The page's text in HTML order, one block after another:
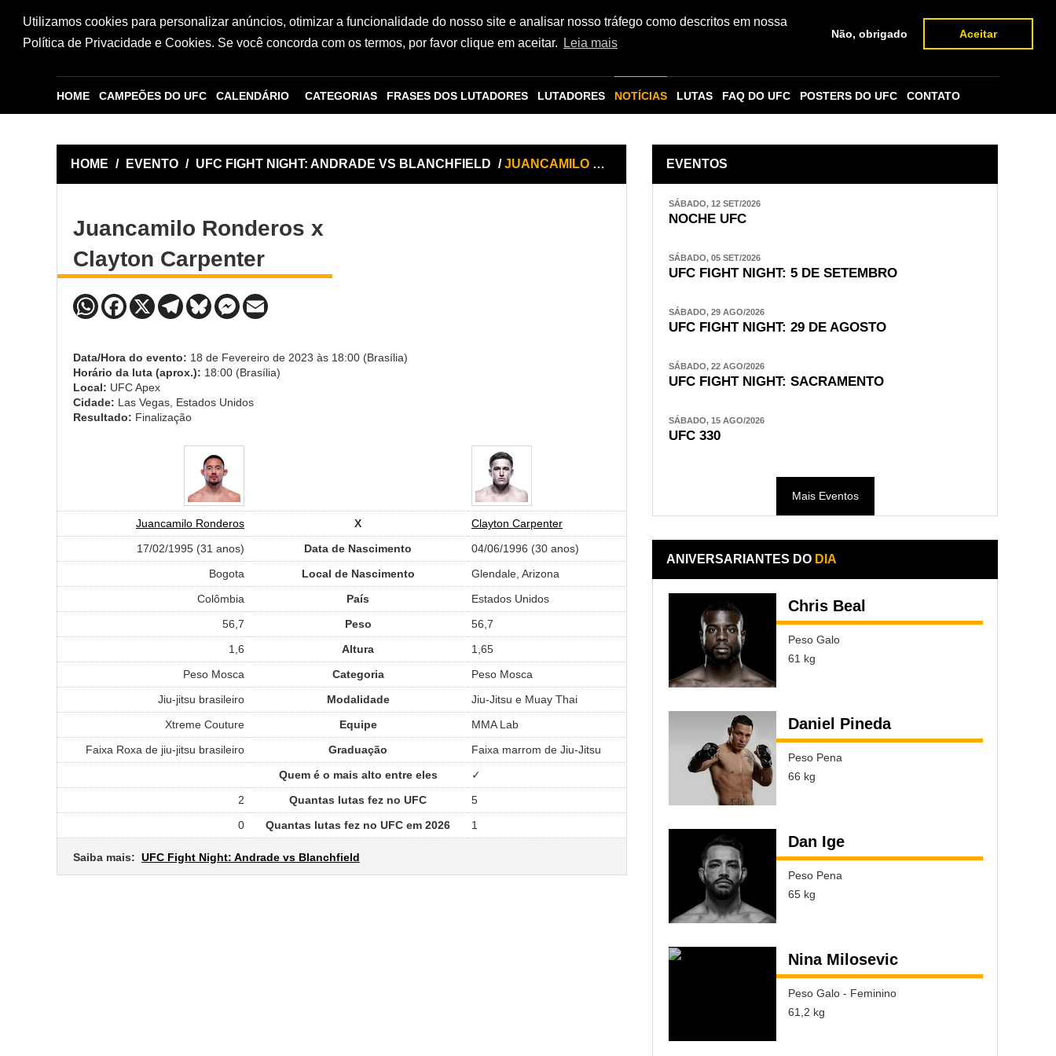
Utilizamos cookies para personalizar anúncios, otimizar a funcionalidade do nosso site e analisar nosso tráfego como descritos em nossa
Política de Privacidade e Cookies. Se você concorda com os termos, por favor clique em aceitar.
Leia mais
Não, obrigado Aceitar
HOME CAMPEÕES DO UFC CALENDÁRIO CATEGORIAS FRASES DOS LUTADORES LUTADORES NOTÍCIAS LUTAS FAQ DO UFC POSTERS DO UFC CONTATO
HOME / EVENTO / UFC FIGHT NIGHT: ANDRADE VS BLANCHFIELD /JUANCAMILO RONDEROS x CLAYTON CARPENTER
Juancamilo Ronderos x
Clayton Carpenter
Data/Hora do evento: 18 de Fevereiro de 2023 às 18:00 (Brasília)
Horário da luta (aprox.): 18:00 (Brasília)
Local: UFC Apex
Cidade: Las Vegas, Estados Unidos
Resultado: Finalização
Juancamilo Ronderos X
Clayton Carpenter
17/02/1995 (31 anos)
Data de Nascimento
04/06/1996 (30 anos)
Bogota
Local de Nascimento
Glendale, Arizona
Colômbia
País
Estados Unidos
56,7
Peso
56,7
1,6
Altura
1,65
Peso Mosca
Categoria
Peso Mosca
Jiu-jitsu brasileiro
Modalidade
Jiu-Jitsu e Muay Thai
Xtreme Couture
Equipe
MMA Lab
Faixa Roxa de jiu-jitsu brasileiro
Graduação
Faixa marrom de Jiu-Jitsu
Quem é o mais alto entre eles
✓
2
Quantas lutas fez no UFC
5
0
Quantas lutas fez no UFC em 2026 1
Saiba mais: UFC Fight Night: Andrade vs Blanchfield
EVENTOS
SÁBADO, 12 SET/2026
NOCHE UFC
SÁBADO, 05 SET/2026
UFC FIGHT NIGHT: 5 DE SETEMBRO
SÁBADO, 29 AGO/2026
UFC FIGHT NIGHT: 29 DE AGOSTO
SÁBADO, 22 AGO/2026
UFC FIGHT NIGHT: SACRAMENTO
SÁBADO, 15 AGO/2026
UFC 330
Mais Eventos
ANIVERSARIANTES DO DIA
Chris Beal
Peso Galo
61 kg
Daniel Pineda
Peso Pena
66 kg
Dan Ige
Peso Pena
65 kg
Nina Milosevic
Peso Galo - Feminino
61,2 kg